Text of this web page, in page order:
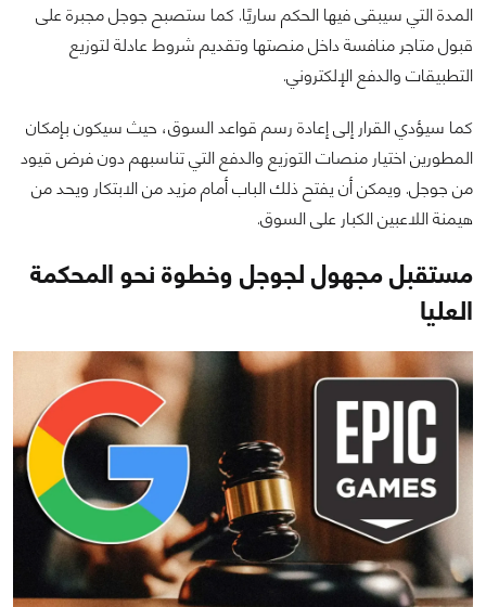
المدة التي سيبقى فيها الحكم ساريًا. كما ستصبح جوجل مجبرة على
قبول متاجر منافسة داخل منصتها وتقديم شروط عادلة لتوزيع
التطبيقات والدفع الإلكتروني.
كما سيؤدي القرار إلى إعادة رسم قواعد السوق، حيث سيكون بإمكان
المطورين اختيار منصات التوزيع والدفع التي تناسبهم دون فرض قيود
من جوجل. ويمكن أن يفتح ذلك الباب أمام مزيد من الابتكار ويحد من
هيمنة اللاعبين الكبار على السوق.
مستقبل مجهول لجوجل وخطوة نحو المحكمة
العليا